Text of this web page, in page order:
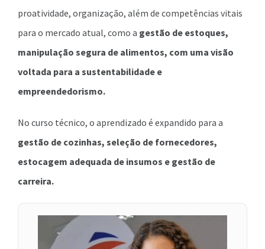
proatividade, organização, além de competências vitais
para o mercado atual, como a gestão de estoques,
manipulação segura de alimentos, com uma visão
voltada para a sustentabilidade e
empreendedorismo.
No curso técnico, o aprendizado é expandido para a
gestão de cozinhas, seleção de fornecedores,
estocagem adequada de insumos e gestão de
carreira.